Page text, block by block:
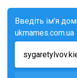
Введіть ім'я
ukrnames.com.ua